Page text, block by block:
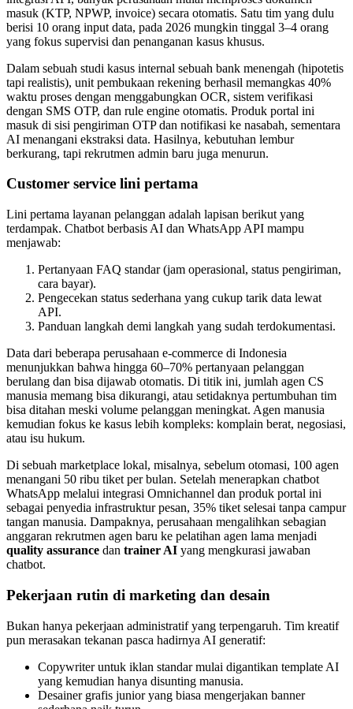
masuk (KTP, NPWP, invoice) secara otomatis. Satu tim yang dulu
berisi 10 orang input data, pada 2026 mungkin tinggal 3–4 orang
yang fokus supervisi dan penanganan kasus khusus.
Dalam sebuah studi kasus internal sebuah bank menengah (hipotetis
tapi realistis), unit pembukaan rekening berhasil memangkas 40%
waktu proses dengan menggabungkan OCR, sistem verifikasi
dengan SMS OTP, dan rule engine otomatis. Produk portal ini
masuk di sisi pengiriman OTP dan notifikasi ke nasabah, sementara
AI menangani ekstraksi data. Hasilnya, kebutuhan lembur
berkurang, tapi rekrutmen admin baru juga menurun.
Customer service lini pertama
Lini pertama layanan pelanggan adalah lapisan berikut yang
terdampak. Chatbot berbasis AI dan WhatsApp API mampu
menjawab:
Pertanyaan FAQ standar (jam operasional, status pengiriman,
cara bayar).
Pengecekan status sederhana yang cukup tarik data lewat
API.
Panduan langkah demi langkah yang sudah terdokumentasi.
Data dari beberapa perusahaan e-commerce di Indonesia
menunjukkan bahwa hingga 60–70% pertanyaan pelanggan
berulang dan bisa dijawab otomatis. Di titik ini, jumlah agen CS
manusia memang bisa dikurangi, atau setidaknya pertumbuhan tim
bisa ditahan meski volume pelanggan meningkat. Agen manusia
kemudian fokus ke kasus lebih kompleks: komplain berat, negosiasi,
atau isu hukum.
Di sebuah marketplace lokal, misalnya, sebelum otomasi, 100 agen
menangani 50 ribu tiket per bulan. Setelah menerapkan chatbot
WhatsApp melalui integrasi Omnichannel dan produk portal ini
sebagai penyedia infrastruktur pesan, 35% tiket selesai tanpa campur
tangan manusia. Dampaknya, perusahaan mengalihkan sebagian
anggaran rekrutmen agen baru ke pelatihan agen lama menjadi
quality assurance dan trainer AI yang mengkurasi jawaban
chatbot.
Pekerjaan rutin di marketing dan desain
Bukan hanya pekerjaan administratif yang terpengaruh. Tim kreatif
pun merasakan tekanan pasca hadirnya AI generatif:
Copywriter untuk iklan standar mulai digantikan template AI
yang kemudian hanya disunting manusia.
Desainer grafis junior yang biasa mengerjakan banner